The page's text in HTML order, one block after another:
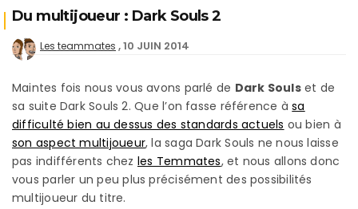
Du multijoueur : Dark Souls 2
Les teammates 10 JUIN 2014
Maintes fois nous vous avons parlé de Dark Soulset de
sa suite Dark Souls 2. Que l’on fasse référence àsa
difficulté bien au dessus des standards actuels ou bien à
son aspect multijoueur, la saga Dark Souls ne nous laisse
pas indifférents chez les Temmates, et nous allons donc
vous parler un peu plus précisément des possibilités
multijoueur du titre.